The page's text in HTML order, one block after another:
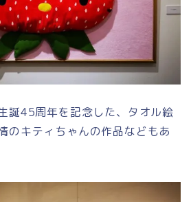
誕45周年を記念した、タオル絵
のキティちゃんの作品などもあ